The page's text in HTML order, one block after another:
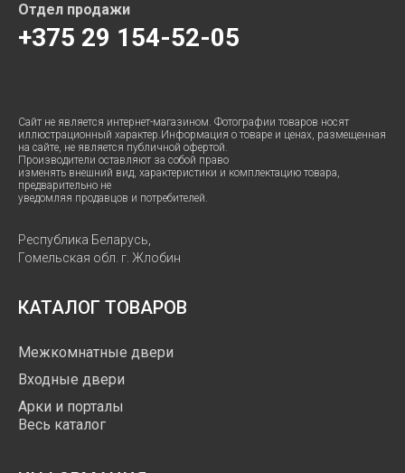
Отдел продажи
+375 29 154-52-05
Сайт не является интернет-магазином. Фотографии товаров носят
иллюстрационный характер.Информация о товаре и ценах, размещенная
на сайте, не является публичной офертой.
Производители оставляют за собой право
изменять внешний вид, характеристики и комплектацию товара,
предварительно не
уведомляя продавцов и потребителей.
Республика Беларусь,
Гомельская обл. г. Жлобин
КАТАЛОГ ТОВАРОВ
Межкомнатные двери
Входные двери
Арки и порталы
Весь каталог